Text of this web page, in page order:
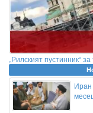
„Рилският пустинник“
Иран